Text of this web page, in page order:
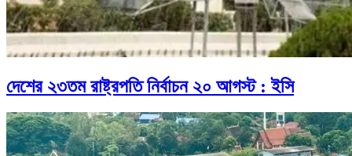
দেশের ২৩তম রাষ্ট্রপতি নির্বাচন ২০ আগস্ট : ইসি